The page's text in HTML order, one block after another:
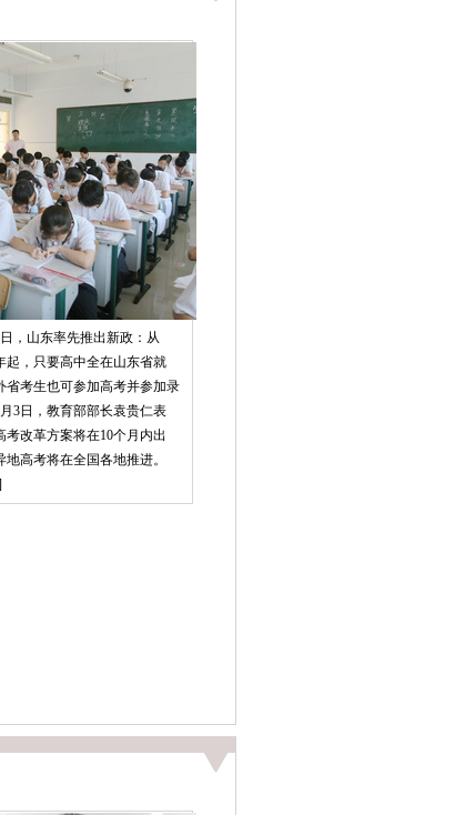
，山东率先推出新政：从
起，只要高中全在山东省就
省考生也可参加高考并参加录
3日，教育部部长袁贵仁表
考改革方案将在10个月内出
地高考将在全国各地推进。